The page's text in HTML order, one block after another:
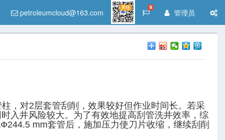
petroleumcloud@163.com
关注 9
管理员
，对2层套管刮削，效果较好但作业时间长。若采
入井风险较大。为了有效地提高刮管洗井效率，综
mm套管后，施加压力使刀片收缩，继续刮削